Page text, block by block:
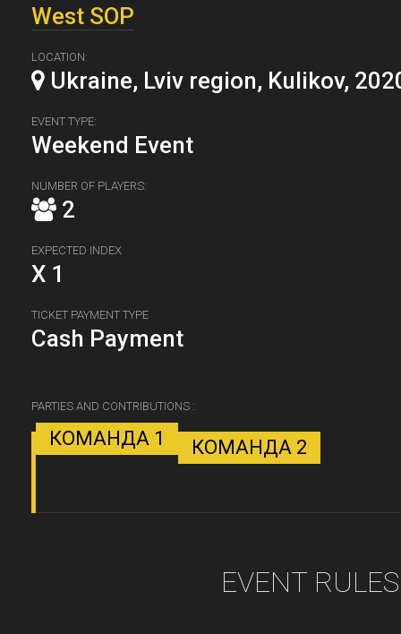
West SOP
LOCATION:
Ukraine, Lviv region, Kulikov,
EVENT TYPE:
Weekend Event
NUMBER OF PLAYERS:
2
EXPECTED INDEX
X 1
TICKET PAYMENT TYPE
Cash Payment
PARTIES AND CONTRIBUTIONS :
КОМАНДА 1 КОМАНДА 2
EVENT